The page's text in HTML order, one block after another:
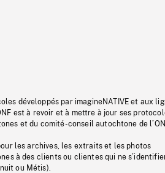
développés par imagineNATIVE et aux
est à revoir et à mettre à jour ses
et du comité-conseil autochtone de
les archives, les extraits et les photos
à des clients ou clientes qui ne
ou Métis).